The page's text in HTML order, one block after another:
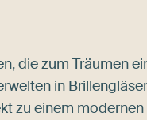
die zum Träumen
in
zu einem